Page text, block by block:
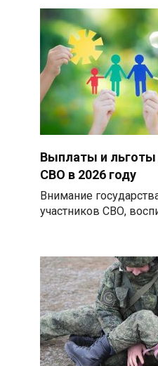
Выплаты и льготы
СВО в 2026 году
Внимание
участников СВО,